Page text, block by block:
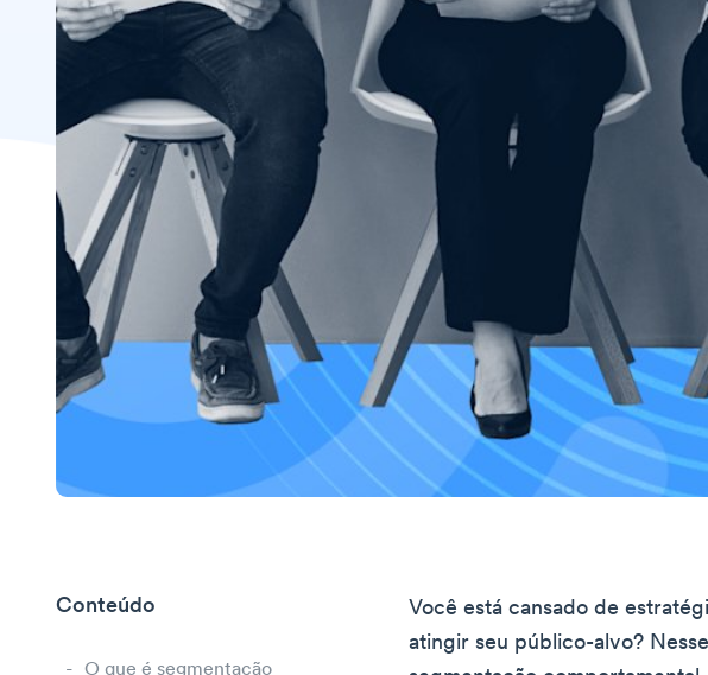
Conteúdo
O que é segmentação
Você está cansado de
atingir seu público-alvo?